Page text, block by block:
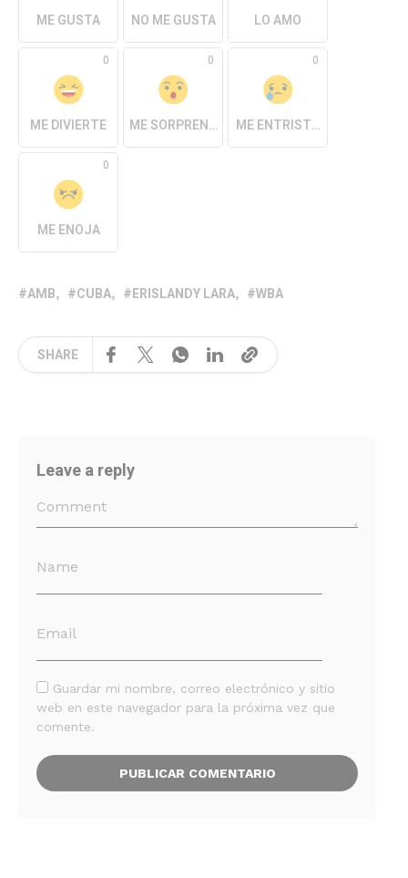
ME GUSTA NO ME GUSTA LO AMO
0
ME DIVIERTE
0
ME SORPRENDE
0
ME ENTRISTECE
0
ME ENOJA
AMB CUBA ERISLANDY LARA WBA
SHARE
Leave a reply
Guardar mi nombre, correo electrónico y sitio
web en este navegador para la próxima vez que
comente.